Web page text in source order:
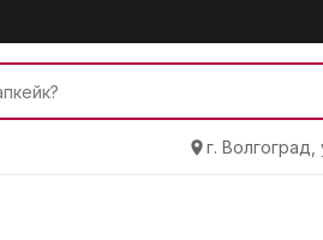
г.